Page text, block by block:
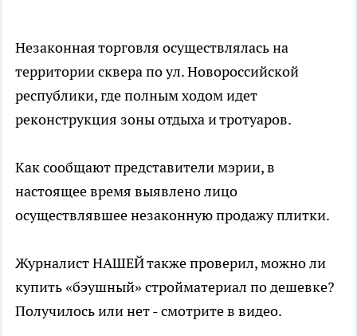
Незаконная торговля осуществлялась на
территории сквера по ул. Новороссийской
республики, где полным ходом идет
реконструкция зоны отдыха и тротуаров.
Как сообщают представители мэрии, в
настоящее время выявлено лицо
осуществлявшее незаконную продажу плитки.
Журналист НАШЕЙ также проверил, можно ли
купить «бэушный» стройматериал по дешевке?
Получилось или нет - смотрите в видео.